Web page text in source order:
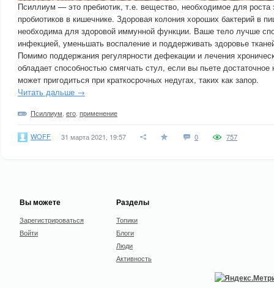
Псиллиум — это пребиотик, т.е. вещество, необходимое для роста
пробиотиков в кишечнике. Здоровая колония хороших бактерий в
необходима для здоровой иммунной функции. Ваше тело лучше
инфекцией, уменьшать воспаление и поддерживать здоровье
Помимо поддержания регулярности дефекации и лечения
обладает способностью смягчать стул, если вы пьете
может пригодиться при краткосрочных недугах, таких как запор.
Читать дальше →
Псиллиум его применение
WOFF 31 марта 2021, 19:57 0 757
Вы можете
Зарегистрироваться
Войти
Разделы
Топики
Блоги
Люди
Активность